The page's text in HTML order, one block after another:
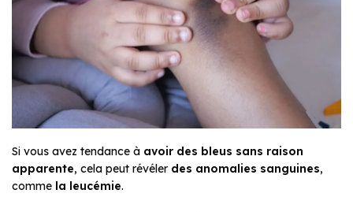
Si vous avez tendance à avoir des bleus sans raison
apparente, cela peut révéler des anomalies sanguines,
comme la leucémie.